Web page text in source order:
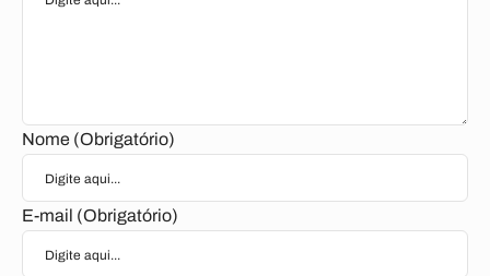
Nome (Obrigatório)
E-mail (Obrigatório)